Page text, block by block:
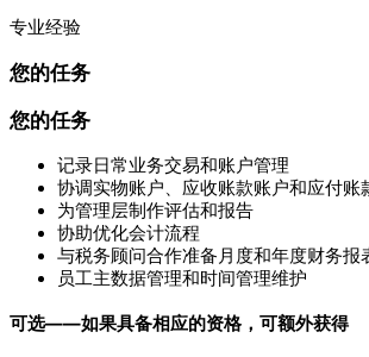
专业经验
您的任务
您的任务
记录日常业务交易和账户管理
协调实物账户、应收账款账户和应付账
为管理层制作评估和报告
协助优化会计流程
与税务顾问合作准备月度和年度财务报
员工主数据管理和时间管理维护
可选——如果具备相应的资格，可额外获得